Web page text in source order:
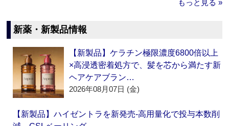
もっと見る »
新薬・新製品情報
【新製品】ケラチン極限濃度6800倍以上
×高浸透密着処方で、髪を芯から満たす新
ヘアケアブラン…
2026年08月07日 (金)
【新製品】ハイゼントラを新発売‐高用量化で投与本数削